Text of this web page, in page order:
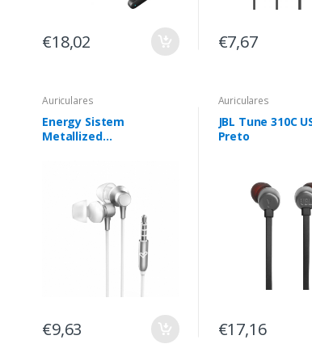
€18,02 €7,67
Auriculares
Energy Sistem
Metallized
Chamadas/Música
Prateado, Branco
€9,63
Auriculares
JBL Tune 310C
Preto
€17,16